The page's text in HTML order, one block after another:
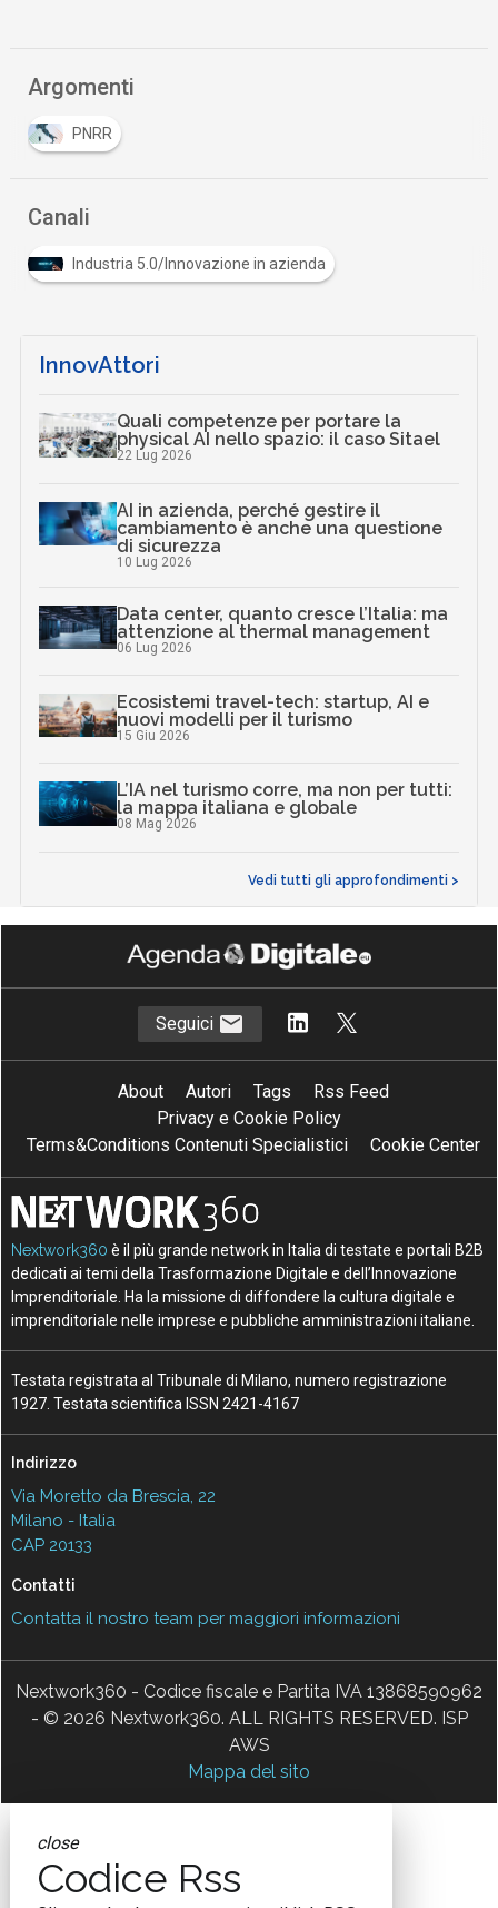
Argomenti
PNRR
Canali
Industria 5.0/Innovazione in azienda
InnovAttori
Quali competenze per portare la
physical AI nello spazio: il caso Sitael
22 Lug 2026
AI in azienda, perché gestire il
cambiamento è anche una questione
di sicurezza
10 Lug 2026
Data center, quanto cresce l’Italia: ma
attenzione al thermal management
06 Lug 2026
Ecosistemi travel-tech: startup, AI e
nuovi modelli per il turismo
15 Giu 2026
L’IA nel turismo corre, ma non per tutti:
la mappa italiana e globale
08 Mag 2026
Vedi tutti gli approfondimenti >
Seguici
About Autori Tags
Rss Feed
Privacy e Cookie Policy
Terms&Conditions Contenuti Specialistici
Cookie Center
Nextwork360 è il più grande network in Italia di testate e portali B2B
dedicati ai temi della Trasformazione Digitale e dell’Innovazione
Imprenditoriale. Ha la missione di diffondere la cultura digitale e
imprenditoriale nelle imprese e pubbliche amministrazioni italiane.
Testata registrata al Tribunale di Milano, numero registrazione
1927. Testata scientifica ISSN 2421-4167
Indirizzo
Via Moretto da Brescia, 22
Milano - Italia
CAP 20133
Contatti
Contatta il nostro team per maggiori informazioni
Nextwork360 - Codice fiscale e Partita IVA 13868590962
- © 2026 Nextwork360. ALL RIGHTS RESERVED. ISP
AWS
Mappa del sito
close
Codice Rss